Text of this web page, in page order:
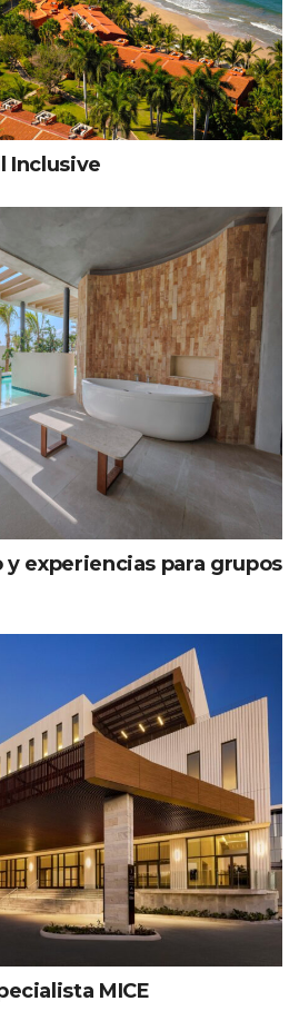
Inclusive
experiencias para grupos
MICE